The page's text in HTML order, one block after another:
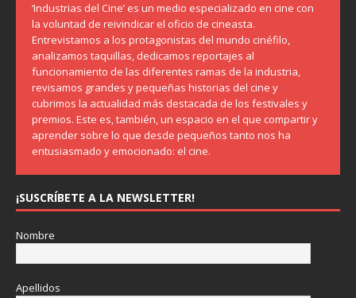
‘Industrias del Cine’ es un medio especializado en cine con
la voluntad de reivindicar el oficio de cineasta.
Entrevistamos a los protagonistas del mundo cinéfilo,
analizamos taquillas, dedicamos reportajes al
funcionamiento de las diferentes ramas de la industria,
revisamos grandes y pequeñas historias del cine y
cubrimos la actualidad más destacada de los festivales y
premios. Este es, también, un espacio en el que compartir y
aprender sobre lo que desde pequeños tanto nos ha
entusiasmado y emocionado: el cine.
¡SUSCRÍBETE A LA NEWSLETTER!
Nombre
Apellidos